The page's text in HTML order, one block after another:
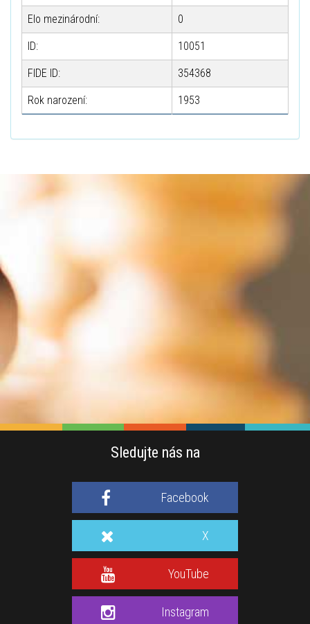
Elo mezinárodní: 0
ID: 10051
FIDE ID: 354368
Rok narození: 1953
Sledujte nás na
Facebook
X
YouTube
Instagram